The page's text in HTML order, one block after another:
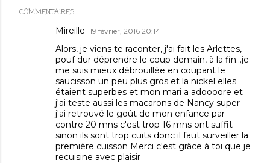
COMMENTAIRES
Mireille 19 février, 2016 20:14
Alors, je viens te raconter, j'ai fait les Arlettes,
pouf dur déprendre le coup demain, à la fin...je
me suis mieux débrouillée en coupant le
saucisson un peu plus gros et la nickel elles
étaient superbes et mon mari a adoooore et
j'ai teste aussi les macarons de Nancy super
j'ai retrouvé le goût de mon enfance par
contre 20 mns c'est trop 16 mns ont suffit
sinon ils sont trop cuits donc il faut surveiller la
première cuisson Merci c'est grâce à toi que je
recuisine avec plaisir